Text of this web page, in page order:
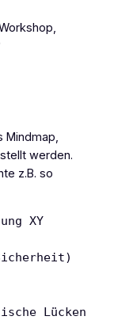
werden.
z.B. so
XY
Lücken